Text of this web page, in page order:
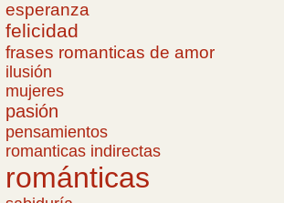
esperanza
felicidad
frases romanticas de amor
ilusión
mujeres
pasión
pensamientos
romanticas indirectas
románticas